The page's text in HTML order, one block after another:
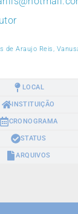
LOCAL
INSTITUIÇÃO
CRONOGRAMA
STATUS
ARQUIVOS
de Araujo Reis,